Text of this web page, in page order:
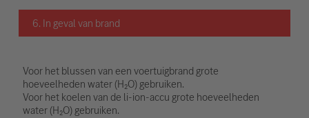
6. In geval van brand
Voor het blussen van een voertuigbrand grote
hoeveelheden water (H₂O) gebruiken.
Voor het koelen van de li-ion-accu grote hoeveelheden
water (H₂O) gebruiken.